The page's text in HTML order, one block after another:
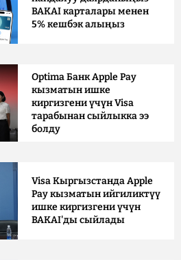
BAKAI карталары менен
5% кешбэк алыңыз
Optima Банк Apple Pay
кызматын ишке
киргизгени үчүн Visa
тарабынан сыйлыкка ээ
болду
Visa Кыргызстанда Apple
Pay кызматын ийгиликтүү
ишке киргизгени үчүн
BAKAI'ды сыйлады